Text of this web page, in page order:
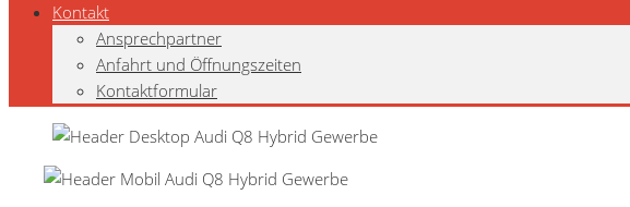
Kontakt
Ansprechpartner
Anfahrt und Öffnungszeiten
Kontaktformular